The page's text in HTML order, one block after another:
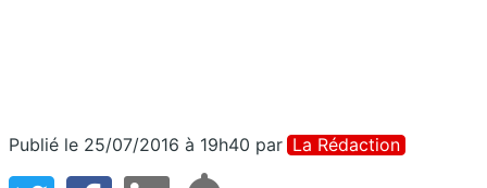
Publié le 25/07/2016 à 19h40 par La Rédaction